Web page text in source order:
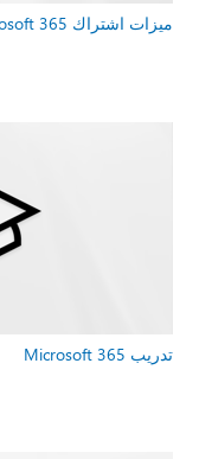
ميزات اشتراك Microsoft 365
تدريب Microsoft 365